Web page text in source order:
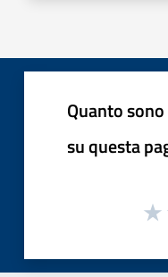
Quanto
su questa